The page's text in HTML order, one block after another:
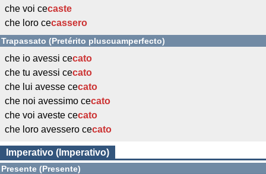
che voi cecaste
che loro cecassero
Trapassato (Pretérito pluscuamperfecto)
che io avessi cecato
che tu avessi cecato
che lui avesse cecato
che noi avessimo cecato
che voi aveste cecato
che loro avessero cecato
Imperativo (Imperativo)
Presente (Presente)